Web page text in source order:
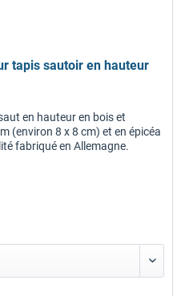
tapis sautoir en hauteur
en hauteur en bois et
(environ 8 x 8 cm) et en épicéa
fabriqué en Allemagne.